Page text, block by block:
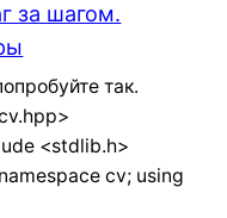
за шагом.
так.
<stdlib.h>
cv; using